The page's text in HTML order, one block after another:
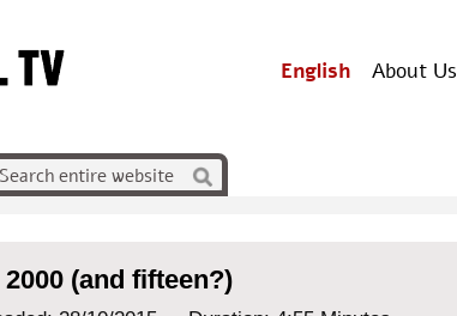
About Us
English
(and fifteen?)